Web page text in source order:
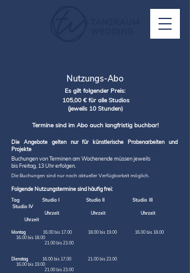
Nutzungs-Abo
Es gilt folgender Preis:
105,00 € für alle Studios
(jeweils 10 Stunden)
Termine sind im Abo auch langfristig buchbar!
Die Angebote gelten nur für künstlerische Probenarbeiten und
Projekte
Buchungen von Terminen am Wochenende müssen jeweils
bis Freitag, 13 Uhr erfolgen.
Die Buchungen sind nur nach aktueller Verfügbarkeit möglich.
Folgende Nutzungstermine sind häufig frei:
Tag Studio I Studio II Studio III
Studio IV
Uhrzeit Uhrzeit Uhrzeit
Uhrzeit
Montag
16.00 bis 17.00 18.00 bis 19.00 16.00 bis 18.00
16.00 bis 18.00
21.00 bis 23.00
Dienstag
16.00 bis 17.00 21.00 bis 23.00
16.00 bis 19.00
21.00 bis 23.00